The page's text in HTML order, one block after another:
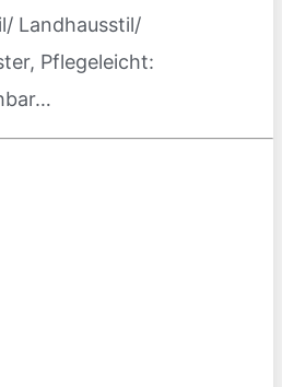
Landhausstil/
Pflegeleicht: